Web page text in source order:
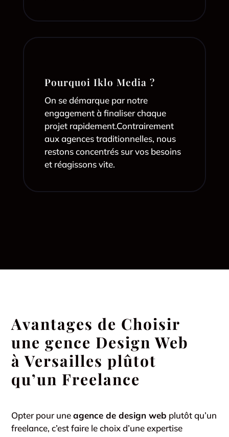
Pourquoi Iklo Media ?
On se démarque par notre
engagement à finaliser chaque
projet rapidement.Contrairement
aux agences traditionnelles, nous
restons concentrés sur vos besoins
et réagissons vite.
Avantages de Choisir
une gence Design Web
à Versailles plûtot
qu’un Freelance
Opter pour uneagence de design web plutôt qu’un
freelance, c’est faire le choix d’une expertise